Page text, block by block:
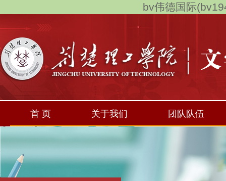
bv伟德国际
首 页 关于我们 团队队伍